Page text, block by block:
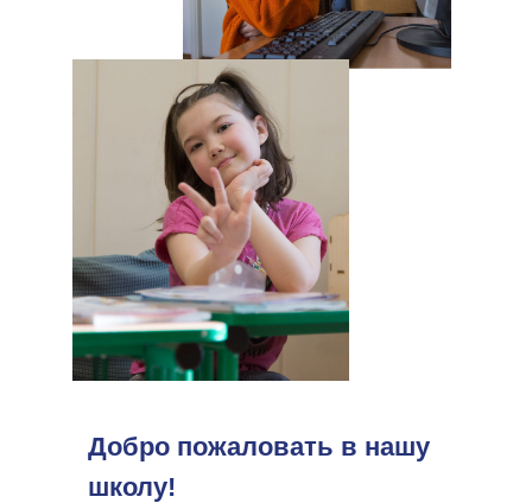
Добро пожаловать в нашу
школу!